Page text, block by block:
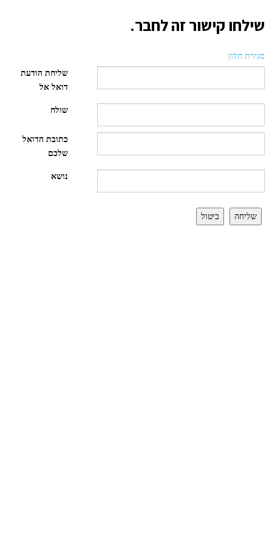
שילחו קישור זה לחבר.
סגירת חלון
שליחת הודעת
דואל אל
שולח
כתובת הדואל
שלכם
נושא
שליחה ביטול